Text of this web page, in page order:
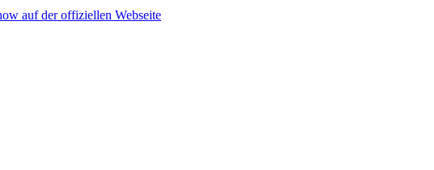
auf der offiziellen Webseite